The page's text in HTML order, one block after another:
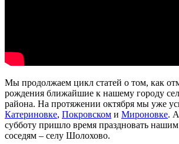
Мы продолжаем цикл статей о том, как
рождения ближайшие к нашему городу
района. На протяжении октября мы уже
Катериновке, Покровском и Мироновке.
субботу пришло время праздновать
соседям – селу Шолохово.